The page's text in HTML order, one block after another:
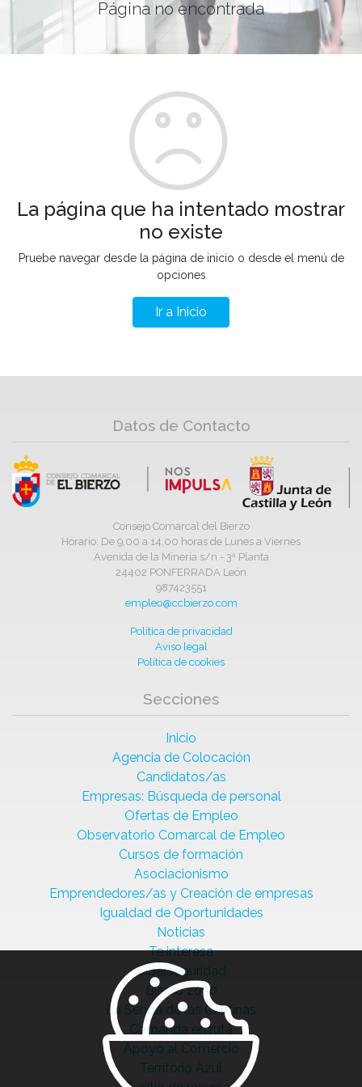
Página no encontrada
La página que ha intentado mostrar
no existe
Pruebe navegar desde la página de inicio o desde el menú de
opciones
Ir a Inicio
Datos de Contacto
Consejo Comarcal del Bierzo
Horario: De 9,00 a 14,00 horas de Lunes a Viernes
Avenida de la Minería s/n - 3ª Planta
24402 PONFERRADA León
987423551
empleo@ccbierzo.com
Política de privacidad
Aviso legal
Política de cookies
Secciones
Inicio
Agencia de Colocación
Candidatos/as
Empresas: Búsqueda de personal
Ofertas de Empleo
Observatorio Comarcal de Empleo
Cursos de formación
Asociacionismo
Emprendedores/as y Creación de empresas
Igualdad de Oportunidades
Noticias
Te interesa
Ciberseguridad
Bierzo 2030
La Senda de las Cantinas
Comanda en ruta
Apoyo al Comercio
Territorio Azul